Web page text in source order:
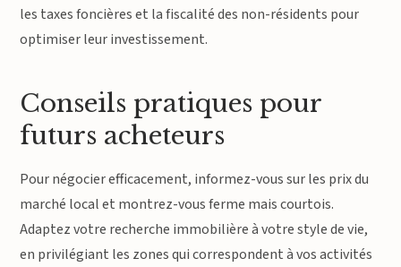
les taxes foncières et la fiscalité des non-résidents pour
optimiser leur investissement.
Conseils pratiques pour
futurs acheteurs
Pour négocier efficacement, informez-vous sur les prix du
marché local et montrez-vous ferme mais courtois.
Adaptez votre recherche immobilière à votre style de vie,
en privilégiant les zones qui correspondent à vos activités